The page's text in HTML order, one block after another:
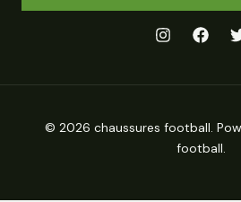
© 2026 chaussures football.
football.